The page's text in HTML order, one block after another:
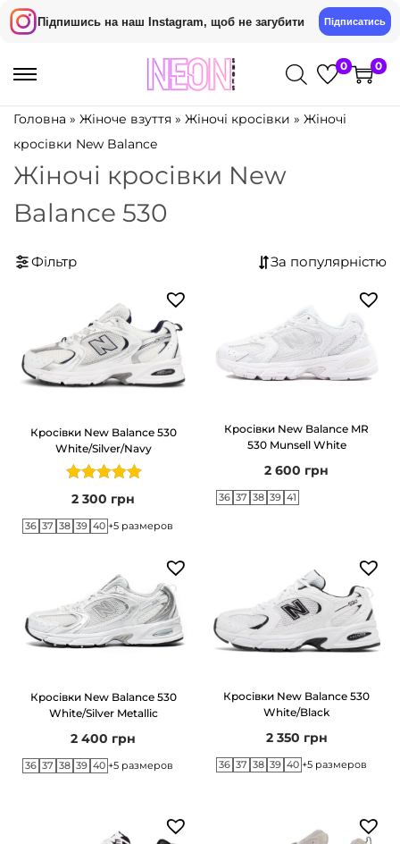
Підпишись на наш Instagram, щоб не загубити Підписатись
П
е
й
П
е
й
0 0
Головна » Жіноче взуття » Жіночі кросівки » Жіночі
кросівки New Balance
Жіночі кросівки New
Balance 530
Фільтр
Кросівки New Balance 530
White/Silver/Navy
2 300 грн
36 37 38 39 40 +5 размеров
Кросівки New Balance MR
530 Munsell White
2 600 грн
36 37 38 39 41
Кросівки New Balance 530
White/Silver Metallic
2 400 грн
36 37 38 39 40 +5 размеров
Кросівки New Balance 530
White/Black
2 350 грн
36 37 38 39 40 +5 размеров